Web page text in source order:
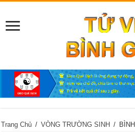
Trang Chủ / VÒNG TRƯỜNG SINH /